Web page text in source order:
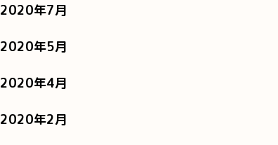
2020年7月
2020年5月
2020年4月
2020年2月